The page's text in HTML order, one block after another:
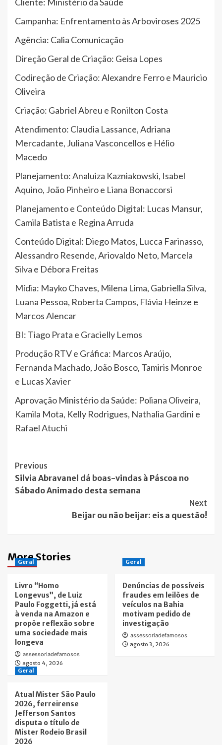
Cliente: Ministério da Saúde
Campanha: Enfrentamento às Arboviroses 2025
Agência: Calia Comunicação
Direção Geral de Criação: Geisa Lopes
Codireção de Criação: Alexandre Ferro e Mauricio
Oliveira
Criação: Gabriel Abreu e Ronilton Costa
Atendimento: Claudia Lassance, Adriana
Mercadante, Juliana Vasconcellos e Hélio
Macedo
Planejamento: Analuiza Kazniakowski, Isabel
Aquino, João Pinheiro e Liana Bonaccorsi
Planejamento e Conteúdo Digital: Lucas Mansur,
Camila Batista e Regina Arruda
Conteúdo Digital: Diego Matos, Lucca Farinasso,
Alessandro Resende, Ariovaldo Neto, Marcela
Silva e Débora Freitas
Mídia: Mayko Chaves, Milena Lima, Gabriella Silva,
Luana Pessoa, Roberta Campos, Flávia Heinze e
Marcos Alencar
BI: Tiago Prata e Gracielly Lemos
Produção RTV e Gráfica: Marcos Araújo,
Fernanda Machado, João Bosco, Tamiris Monroe
e Lucas Xavier
Aprovação Ministério da Saúde: Poliana Oliveira,
Kamila Mota, Kelly Rodrigues, Nathalia Gardini e
Rafael Atuchi
Post
Navigation
Previous
Silvia Abravanel dá boas-vindas à Páscoa no
Sábado Animado desta semana
Next
Beijar ou não beijar: eis a questão!
More Stories
Geral
Livro “Homo
Longevus”, de Luiz
Paulo Foggetti, já está
à venda na Amazon e
propõe reflexão sobre
uma sociedade mais
longeva
assessoriadefamosos
agosto 4, 2026
Geral
Denúncias de possíveis
fraudes em leilões de
veículos na Bahia
motivam pedido de
investigação
assessoriadefamosos
agosto 3, 2026
Geral
Atual Mister São Paulo
2026, ferreirense
Jefferson Santos
disputa o título de
Mister Rodeio Brasil
2026